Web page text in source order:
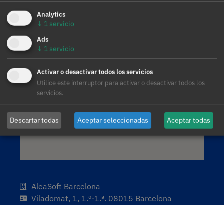
AleaSoft Barcelona
Viladomat, 1, 1.º-1.ª. 08015 Barcelona
Analytics
↓ 1 servicio
Ads
↓ 1 servicio
Activar o desactivar todos los servicios
Utilice este interruptor para activar o desactivar todos los
servicios.
Descartar todas Aceptar seleccionadas Aceptar todas